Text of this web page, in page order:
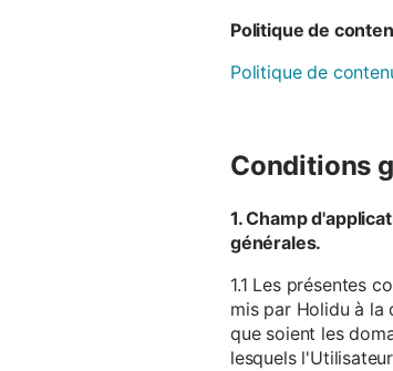
Politique de
Politique de
Conditions
1. Champ
générales.
1.1 Les présentes
mis par Holidu à
que soient les
lesquels